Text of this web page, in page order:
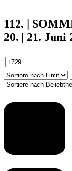
112. |
20. | 21. Juni